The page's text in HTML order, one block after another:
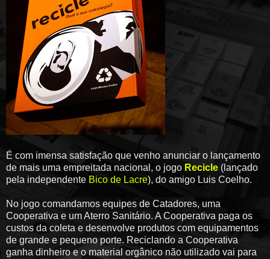
É com imensa satisfação que venho anunciar o lançamento
de mais uma empreitada nacional, o jogo Recicle (lançado
pela independente Bico de Lacre), do amigo Luis Coelho.
No jogo comandamos equipes de Catadores, uma
Cooperativa e um Aterro Sanitário. A Cooperativa paga os
custos da coleta e desenvolve produtos com equipamentos
de grande e pequeno porte. Reciclando a Cooperativa
ganha dinheiro e o material orgânico não utilizado vai para